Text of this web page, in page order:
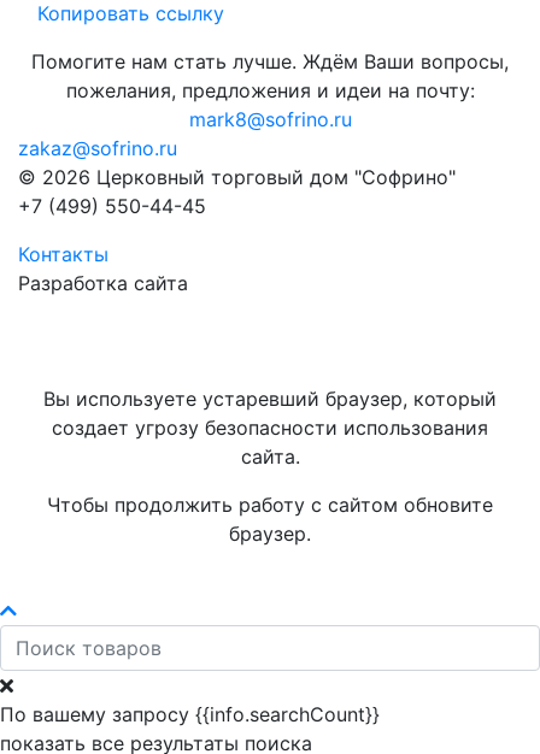
Копировать ссылку
Помогите нам стать лучше. Ждём Ваши вопросы,
пожелания, предложения и идеи на почту:
mark8@sofrino.ru
zakaz@sofrino.ru
© 2026 Церковный торговый дом "Софрино"
+7 (499) 550-44-45
Контакты
Разработка сайта
Вы используете устаревший браузер, который
создает угрозу безопасности использования
сайта.
Чтобы продолжить работу с сайтом обновите
браузер.
По вашему запросу {{info.searchCount}}
показать все результаты поиска